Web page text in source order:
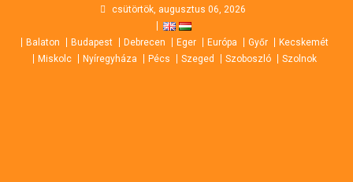
content
csütörtök, augusztus 06, 2026
Balaton Budapest Debrecen Eger Európa Győr
Kecskemét
Miskolc
Nyíregyháza Pécs Szeged Szoboszló Szolnok